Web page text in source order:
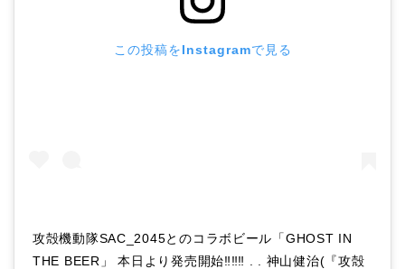
この投稿をInstagramで見る
‪攻殻機動隊SAC_2045とのコラボビール「GHOST IN
THE BEER」‬ 本日より発売開始‼︎‼︎‼︎ . . 神山健治(『攻殻